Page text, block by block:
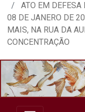
ATO EM
08 DE JANERO DE
MAIS, NA RUA DA
CONCENTRAÇÃO